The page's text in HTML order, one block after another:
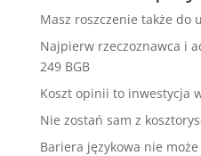
Masz roszczenie także do
Najpierw rzeczoznawca i
249 BGB
Koszt opinii to inwestycja
Nie zostań sam z
Bariera językowa nie może